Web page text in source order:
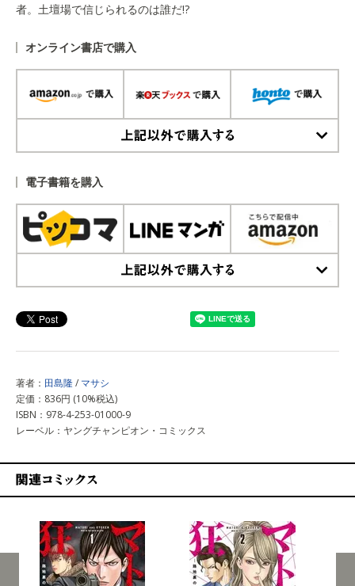
者。土壇場で信じられるのは誰だ!?
オンライン書店で購入
電子書籍を購入
著者： 田島隆/ マサシ
定価：836円 (10%税込)
ISBN：978-4-253-01000-9
レーベル：ヤングチャンピオン・コミックス